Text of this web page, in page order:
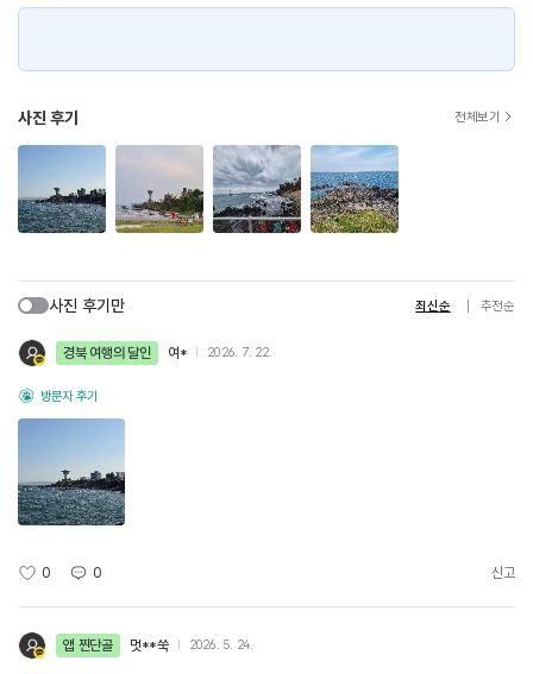
사진 후기 전체보기
사진 후기만 최신순 추천순
경북 여행의 달인 여* 2026. 7. 22.
방문자 후기
0 0 신고
앱 찐단골 멋**쑥 2026. 5. 24.